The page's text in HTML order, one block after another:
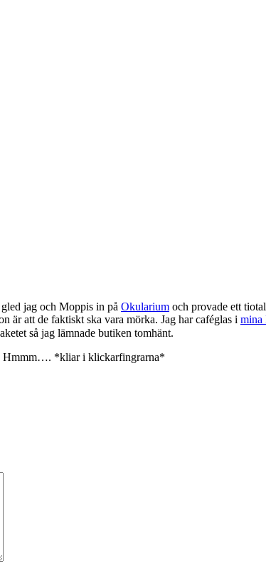
jag och Moppis in på Okularium och provade ett
är att de faktiskt ska vara mörka. Jag har caféglas i mina
så jag lämnade butiken tomhänt.
Hmmm…. *kliar i klickarfingrarna*